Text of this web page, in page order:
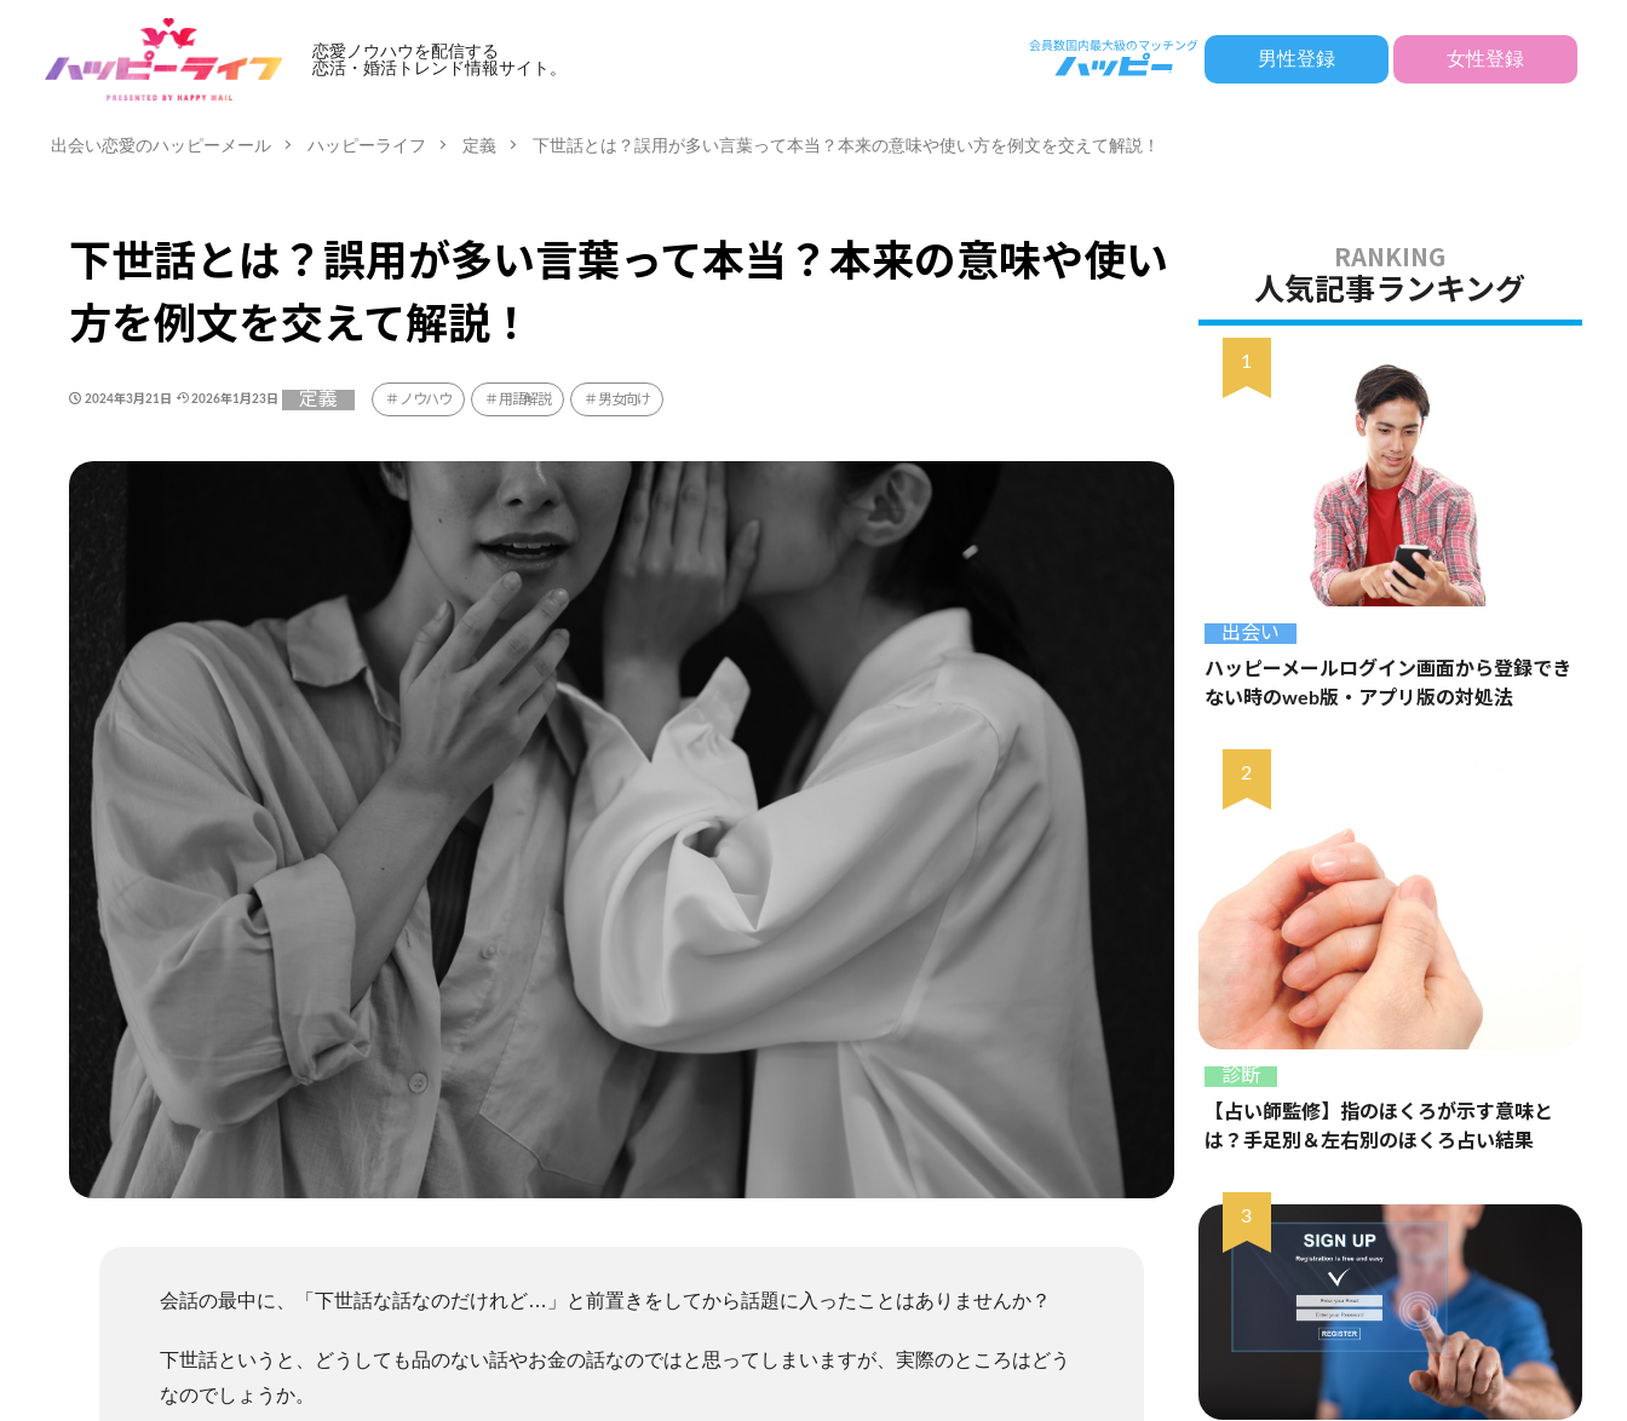
恋愛ノウハウを配信する
恋活・婚活トレンド情報サイト。
男性登録 女性登録
出会い恋愛のハッピーメール ハッピーライフ 定義 下世話とは？誤用が多い言葉って本当？本来の意味や使い方を例文を交えて解説！
下世話とは？誤用が多い言葉って本当？本来の意味や使い
方を例文を交えて解説！
2024年3月21日 2026年1月23日 定義 ノウハウ 用語解説 男女向け
会話の最中に、「下世話な話なのだけれど…」と前置きをしてから話題に入ったことはありませんか？
下世話というと、どうしても品のない話やお金の話なのではと思ってしまいますが、実際のところはどう
なのでしょうか。
人気記事ランキング
出会い
ハッピーメールログイン画面から登録でき
ない時のweb版・アプリ版の対処法
診断
【占い師監修】指のほくろが示す意味と
は？手足別＆左右別のほくろ占い結果